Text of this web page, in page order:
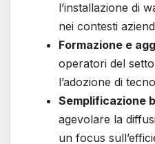
l’installazione di
nei contesti
Formazione e
operatori del
l’adozione di
Semplificazione
agevolare la
un focus